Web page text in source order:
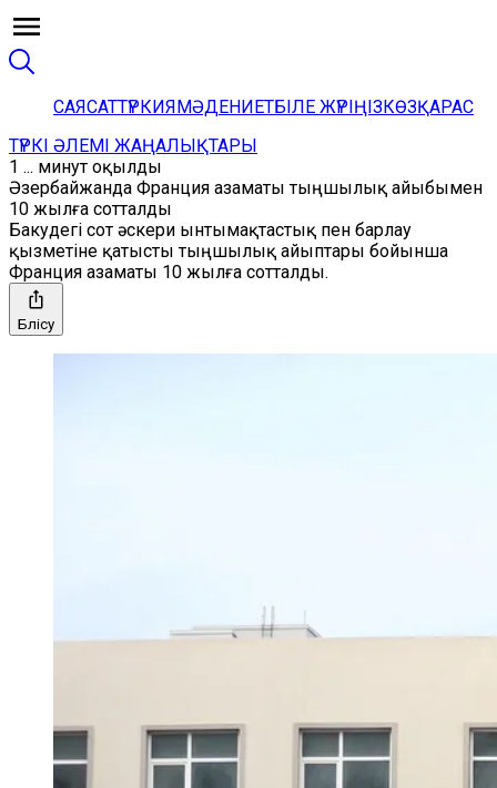
САЯСАТТҮРКИЯМӘДЕНИЕТБІЛЕ ЖҮРІҢІЗКӨЗҚАРАС
ТҮРКІ ӘЛЕМІ ЖАҢАЛЫҚТАРЫ
1 ... минут оқылды
Әзербайжанда Франция азаматы тыңшылық айыбымен
10 жылға сотталды
Бакудегі сот әскери ынтымақтастық пен барлау
қызметіне қатысты тыңшылық айыптары бойынша
Франция азаматы 10 жылға сотталды.
Бөлісу